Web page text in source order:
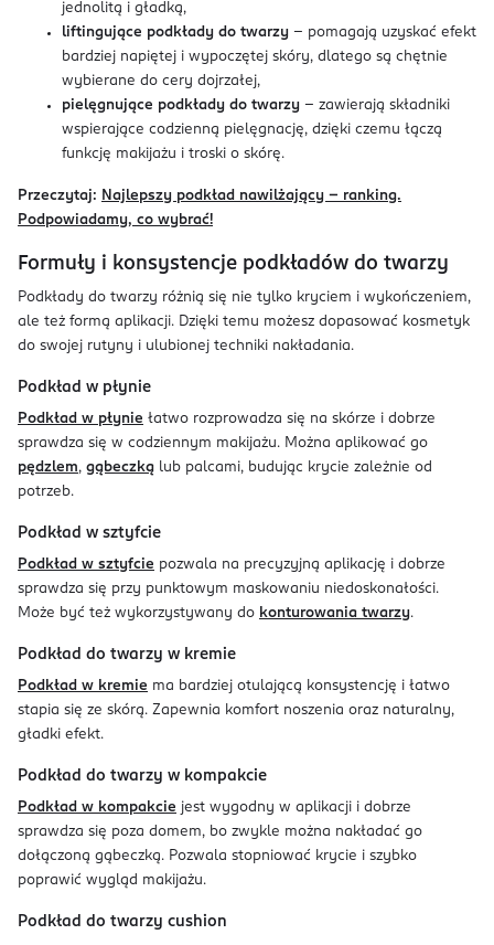
jednolitą i gładką,
liftingujące podkłady do twarzy – pomagają uzyskać efekt
bardziej napiętej i wypoczętej skóry, dlatego są chętnie
wybierane do cery dojrzałej,
pielęgnujące podkłady do twarzy – zawierają składniki
wspierające codzienną pielęgnację, dzięki czemu łączą
funkcję makijażu i troski o skórę.
Przeczytaj: Najlepszy podkład nawilżający – ranking.
Podpowiadamy, co wybrać!
Formuły i konsystencje podkładów do twarzy
Podkłady do twarzy różnią się nie tylko kryciem i wykończeniem,
ale też formą aplikacji. Dzięki temu możesz dopasować kosmetyk
do swojej rutyny i ulubionej techniki nakładania.
Podkład w płynie
Podkład w płynie łatwo rozprowadza się na skórze i dobrze
sprawdza się w codziennym makijażu. Można aplikować go
pędzlem, gąbeczką lub palcami, budując krycie zależnie od
potrzeb.
Podkład w sztyfcie
Podkład w sztyfcie pozwala na precyzyjną aplikację i dobrze
sprawdza się przy punktowym maskowaniu niedoskonałości.
Może być też wykorzystywany do konturowania twarzy.
Podkład do twarzy w kremie
Podkład w kremie ma bardziej otulającą konsystencję i łatwo
stapia się ze skórą. Zapewnia komfort noszenia oraz naturalny,
gładki efekt.
Podkład do twarzy w kompakcie
Podkład w kompakcie jest wygodny w aplikacji i dobrze
sprawdza się poza domem, bo zwykle można nakładać go
dołączoną gąbeczką. Pozwala stopniować krycie i szybko
poprawić wygląd makijażu.
Podkład do twarzy cushion